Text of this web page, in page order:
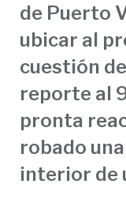
de Puerto
ubicar al
cuestión
reporte al
pronta
robado
interior de